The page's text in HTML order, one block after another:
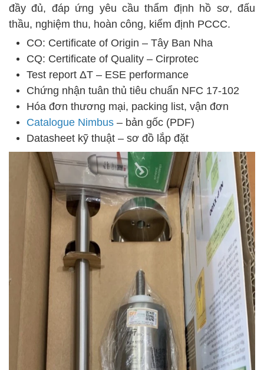
đầy đủ, đáp ứng yêu cầu thẩm định hồ sơ, đấu
thầu, nghiệm thu, hoàn công, kiểm định PCCC.
CO: Certificate of Origin – Tây Ban Nha
CQ: Certificate of Quality – Cirprotec
Test report ΔT – ESE performance
Chứng nhận tuân thủ tiêu chuẩn NFC 17-102
Hóa đơn thương mại, packing list, vận đơn
Catalogue Nimbus – bản gốc (PDF)
Datasheet kỹ thuật – sơ đồ lắp đặt